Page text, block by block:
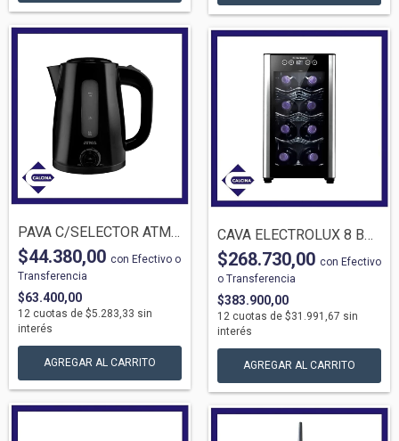
PAVA C/SELECTOR ATMA 1821NAP 1.7LTS NEGR...
$63.400,00
$44.380,00 con Efectivo o
Transferencia
12 cuotas de $5.283,33 sin
interés
CAVA ELECTROLUX 8 BOTELLAS 85XAMB NEGRA
$383.900,00
$268.730,00 con Efectivo
o Transferencia
12 cuotas de $31.991,67 sin
interés